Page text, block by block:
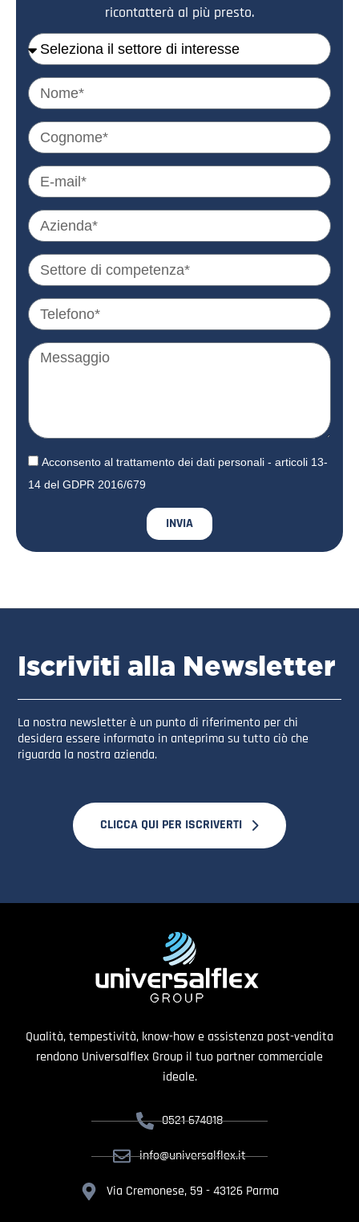
ricontatterà al più presto.
Acconsento al trattamento dei dati personali - articoli 13-
14 del GDPR 2016/679
INVIA
Iscriviti alla Newsletter
La nostra newsletter è un punto di riferimento per chi
desidera essere informato in anteprima su tutto ciò che
riguarda la nostra azienda.
CLICCA QUI PER ISCRIVERTI
Qualità, tempestività, know-how e assistenza post-vendita
rendono Universalflex Group il tuo partner commerciale
ideale.
0521 674018
info@universalflex.it
Via Cremonese, 59 - 43126 Parma